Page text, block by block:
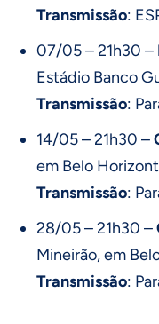
Transmissão:
07/05 – 21h30 –
Estádio Banco
Transmissão:
14/05 – 21h30 –
em Belo
Transmissão:
28/05 – 21h30 –
Mineirão, em
Transmissão: